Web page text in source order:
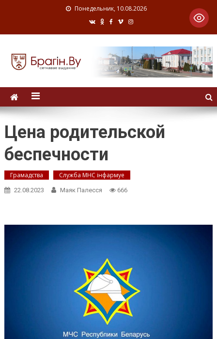
Понедельник, 10.08.2026
Цена родительской
беспечности
Грамадства Служба МНС інфармуе
22.08.2023 Маяк Палесся 666